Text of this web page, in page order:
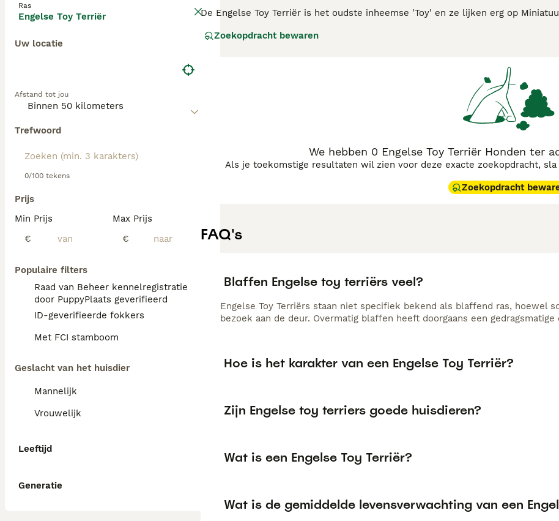
Ras
Engelse Toy Terriër
Uw locatie
Afstand tot jou
Trefwoord
0/100 tekens
Prijs
Min Prijs
€
Max Prijs
€
Populaire filters
Raad van Beheer kennelregistratie
door PuppyPlaats geverifieerd
ID-geverifieerde fokkers
Met FCI stamboom
Geslacht van het huisdier
Mannelijk
Vrouwelijk
Leeftijd
Generatie
De Engelse Toy Terriër is het oudste inheemse 'Toy' en ze lijken erg op
kinderen.
Zoekopdracht bewaren
We hebben 0 Engelse Toy Terriër Honden ter
Als je toekomstige resultaten wil zien voor deze exacte zoekopdracht,
Zoekopdracht
FAQ's
Blaffen Engelse toy terriërs veel?
Engelse Toy Terriërs staan niet specifiek bekend als blaffend ras, hoewel
bezoek aan de deur. Overmatig blaffen heeft doorgaans een gedragsmatige
Hoe is het karakter van een Engelse Toy Terriër?
Zijn Engelse toy terriers goede huisdieren?
Wat is een Engelse Toy Terriër?
Wat is de gemiddelde levensverwachting van een